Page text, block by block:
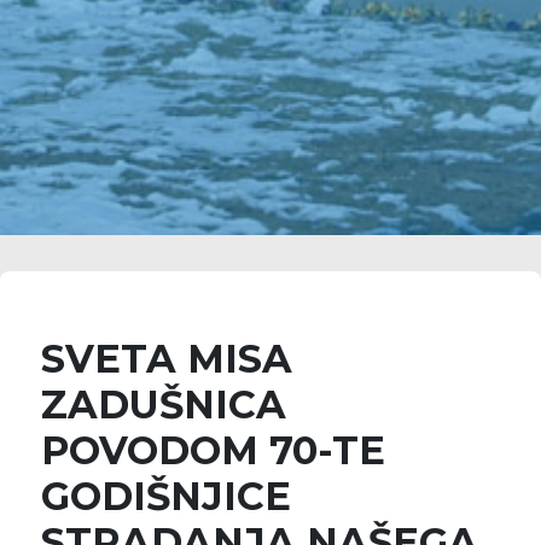
SVETA MISA
ZADUŠNICA
POVODOM 70-TE
GODIŠNJICE